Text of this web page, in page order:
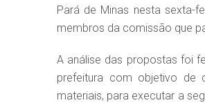
Pará de Minas nesta sexta-
membros da comissão que
A análise das propostas foi
prefeitura com objetivo de
materiais, para executar a